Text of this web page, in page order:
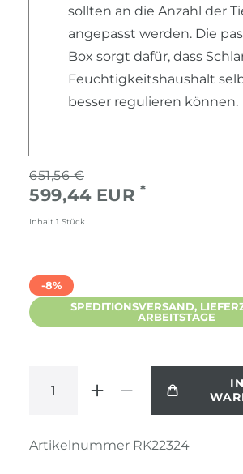
sollten an die Anzahl der
angepasst werden. Die
Box sorgt dafür, dass
Feuchtigkeitshaushalt
besser regulieren können.
651,56 €
599,44 EUR *
Inhalt 1 Stück
-8%
SPEDITIONSVERSAND,
ARBEITSTAGE
Artikelnummer RK22324